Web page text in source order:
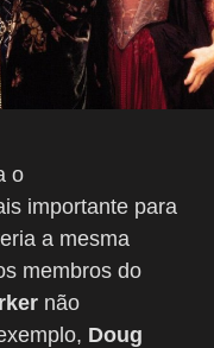
o
importante para
a mesma
membros do
não
Doug